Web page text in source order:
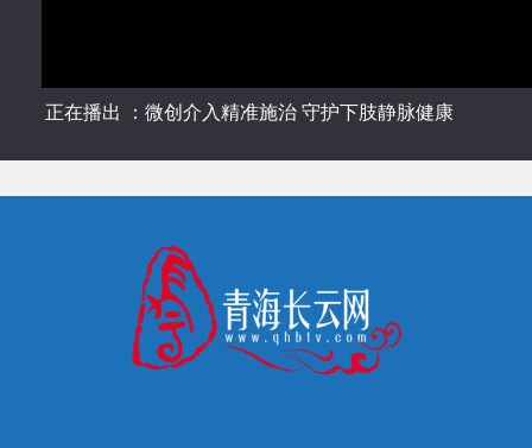
正在播出 ：微创介入精准施治 守护下肢静脉健康